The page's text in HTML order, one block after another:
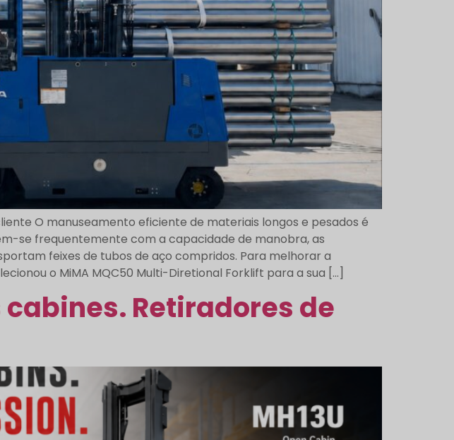
O manuseamento eficiente de materiais longos e pesados é
se frequentemente com a capacidade de manobra, as
feixes de tubos de aço compridos. Para melhorar a
o MiMA MQC50 Multi-Diretional Forklift para a sua [...]
Retiradores de